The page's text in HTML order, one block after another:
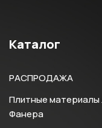
Каталог
РАСПРОДАЖА
Плитные
Фанера